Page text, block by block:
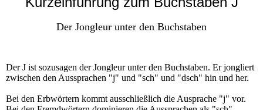
Der Jongleur unter den Buchstaben
Der J ist sozusagen der Jongleur unter den Buchstaben. Er jongliert
zwischen den Aussprachen "j" und "sch" und "dsch" hin und her.
Bei den Erbwörtern kommt ausschließlich die Ausprache "j" vor.